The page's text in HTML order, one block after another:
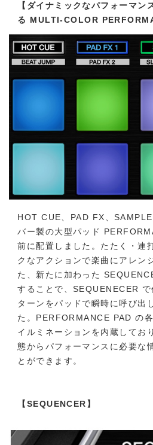
【ダイナミックなパフォーマン
る MULTI-COLOR
HOT CUE、PAD FX、
バー製の大型パッド
前に配置しました。たたく・連
クなアクションで楽曲にアレン
た、新たに加わった
することで、SEQUENECER
ターンをパッドで瞬時に呼び出
た。PERFORMANCE PAD の
イルミネーションを内蔵してお
態からパフォーマンスに必要な
とができます。
【SEQUENCER】